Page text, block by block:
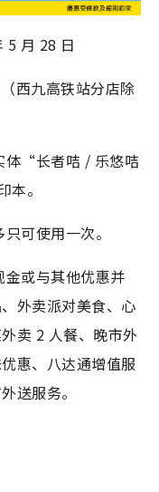
5 月 28 日
西九高铁站分店除
体“长者咭 / 乐悠咭
。
可使用一次。
或与其他优惠并
外卖派对美食、心
卖 2 人餐、晚市外
惠、八达通增值服
送服务。